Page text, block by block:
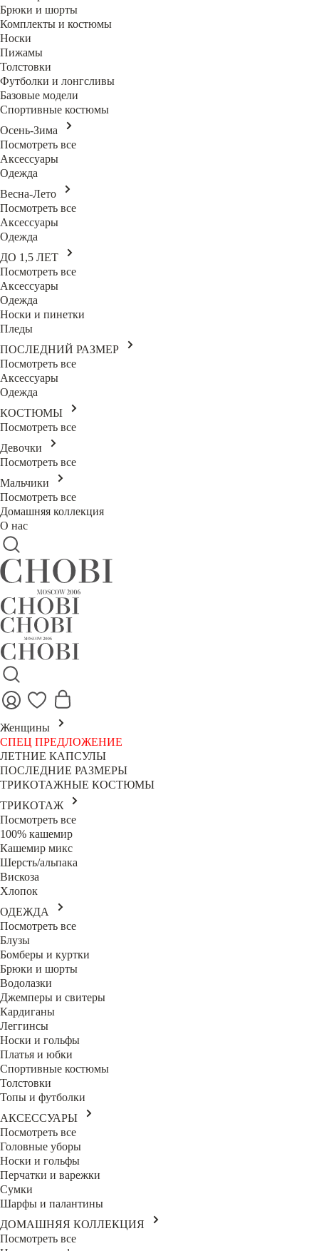
Брюки и шорты
Комплекты и костюмы
Носки
Пижамы
Толстовки
Футболки и лонгсливы
Базовые модели
Спортивные костюмы
Осень-Зима
Посмотреть все
Аксессуары
Одежда
Весна-Лето
Посмотреть все
Аксессуары
Одежда
ДО 1,5 ЛЕТ
Посмотреть все
Аксессуары
Одежда
Носки и пинетки
Пледы
ПОСЛЕДНИЙ РАЗМЕР
Посмотреть все
Аксессуары
Одежда
КОСТЮМЫ
Посмотреть все
Девочки
Посмотреть все
Мальчики
Посмотреть все
Домашняя коллекция
О нас
Женщины
СПЕЦ ПРЕДЛОЖЕНИЕ
ЛЕТНИЕ КАПСУЛЫ
ПОСЛЕДНИЕ РАЗМЕРЫ
ТРИКОТАЖНЫЕ КОСТЮМЫ
ТРИКОТАЖ
Посмотреть все
100% кашемир
Кашемир микс
Шерсть/альпака
Вискоза
Хлопок
ОДЕЖДА
Посмотреть все
Блузы
Бомберы и куртки
Брюки и шорты
Водолазки
Джемперы и свитеры
Кардиганы
Леггинсы
Носки и гольфы
Платья и юбки
Спортивные костюмы
Толстовки
Топы и футболки
АКСЕССУАРЫ
Посмотреть все
Головные уборы
Носки и гольфы
Перчатки и варежки
Сумки
Шарфы и палантины
ДОМАШНЯЯ КОЛЛЕКЦИЯ
Посмотреть все